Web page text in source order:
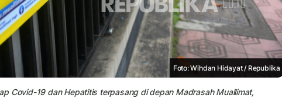
Foto: Wihdan Hidayat / Republika
Covid-19 dan Hepatitis terpasang di depan Madrasah Muallimat,